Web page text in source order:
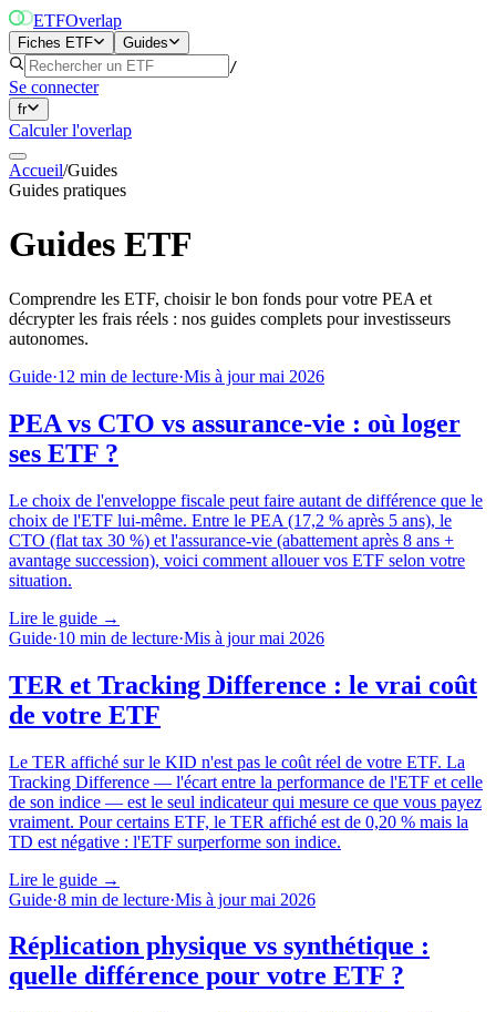
ETFOverlap
Fiches ETF
Guides
/
Se connecter
fr
Calculer l'overlap
Accueil/Guides
Guides pratiques
Guides ETF
Comprendre les ETF, choisir le bon fonds pour votre PEA et
décrypter les frais réels : nos guides complets pour investisseurs
autonomes.
Guide·12 min de lecture·Mis à jour mai 2026
PEA vs CTO vs assurance-vie : où loger
ses ETF ?
Le choix de l'enveloppe fiscale peut faire autant de différence que le
choix de l'ETF lui-même. Entre le PEA (17,2 % après 5 ans), le
CTO (flat tax 30 %) et l'assurance-vie (abattement après 8 ans +
avantage succession), voici comment allouer vos ETF selon votre
situation.
Lire le guide →
Guide·10 min de lecture·Mis à jour mai 2026
TER et Tracking Difference : le vrai coût
de votre ETF
Le TER affiché sur le KID n'est pas le coût réel de votre ETF. La
Tracking Difference — l'écart entre la performance de l'ETF et celle
de son indice — est le seul indicateur qui mesure ce que vous payez
vraiment. Pour certains ETF, le TER affiché est de 0,20 % mais la
TD est négative : l'ETF surperforme son indice.
Lire le guide →
Guide·8 min de lecture·Mis à jour mai 2026
Réplication physique vs synthétique :
quelle différence pour votre ETF ?